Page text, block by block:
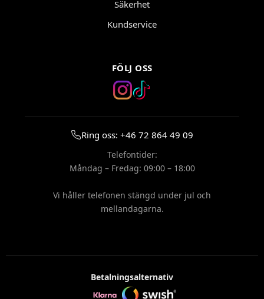
Säkerhet
Kundservice
FÖLJ OSS
Ring oss: +46 72 864 49 09
Telefontider:
Måndag – Fredag: 09:00 – 18:00
Vi håller telefonen stängd under jul och
mellandagarna.
Betalningsalternativ